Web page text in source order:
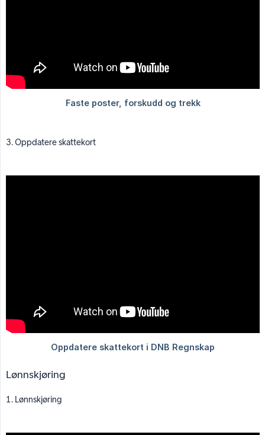
3. Oppdatere skattekort
Lønnskjøring
1. Lønnskjøring